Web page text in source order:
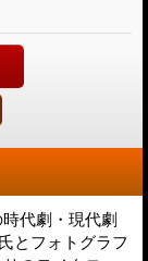
代劇・現代劇
とフォトグラフ